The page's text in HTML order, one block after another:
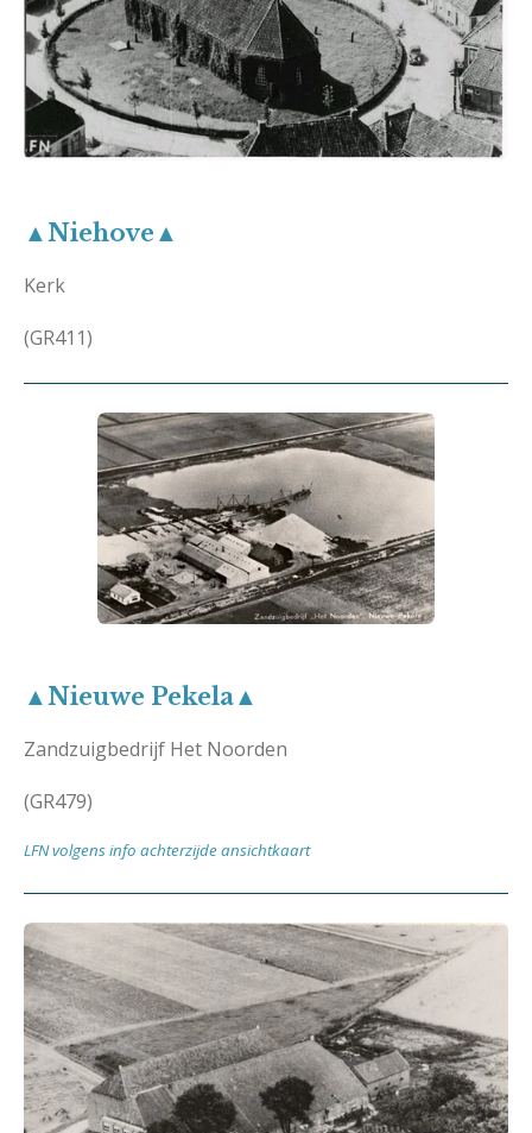
▲Niehove▲
Kerk
(GR411)
▲Nieuwe Pekela▲
Zandzuigbedrijf Het Noorden
(GR479)
LFN volgens info achterzijde ansichtkaart